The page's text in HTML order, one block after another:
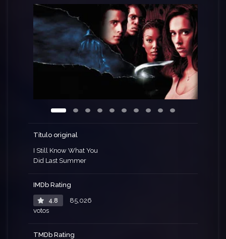
la isla.
Título original
I Still Know What You
Did Last Summer
IMDb Rating
4.8
85,026
votos
TMDb Rating